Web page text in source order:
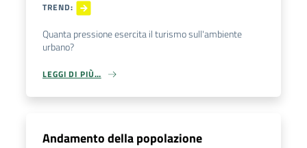
TREND:
Quanta pressione esercita il turismo sull'ambiente
urbano?
LEGGI DI PIÙ…
Andamento della popolazione